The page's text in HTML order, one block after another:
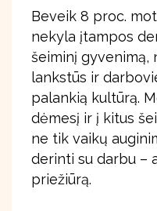
Beveik 8 proc.
nekyla įtampos
šeiminį gyvenimą,
lankstūs ir
palankią kultūrą.
dėmesį ir į kitus
ne tik vaikų
derinti su darbu –
priežiūrą.